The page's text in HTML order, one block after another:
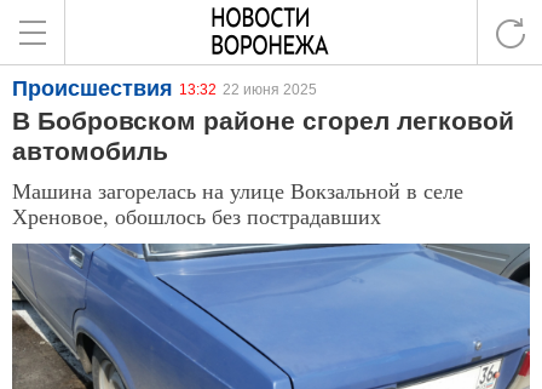
Происшествия 13:32 22 июня 2025
В Бобровском районе сгорел легковой
автомобиль
Машина загорелась на улице Вокзальной в селе
Хреновое, обошлось без пострадавших